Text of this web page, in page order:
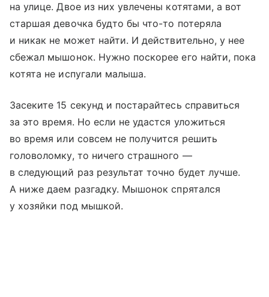
на улице. Двое из них увлечены котятами, а вот
старшая девочка будто бы что-то потеряла
и никак не может найти. И действительно, у нее
сбежал мышонок. Нужно поскорее его найти, пока
котята не испугали малыша.
Засеките 15 секунд и постарайтесь справиться
за это время. Но если не удастся уложиться
во время или совсем не получится решить
головоломку, то ничего страшного —
в следующий раз результат точно будет лучше.
А ниже даем разгадку. Мышонок спрятался
у хозяйки под мышкой.